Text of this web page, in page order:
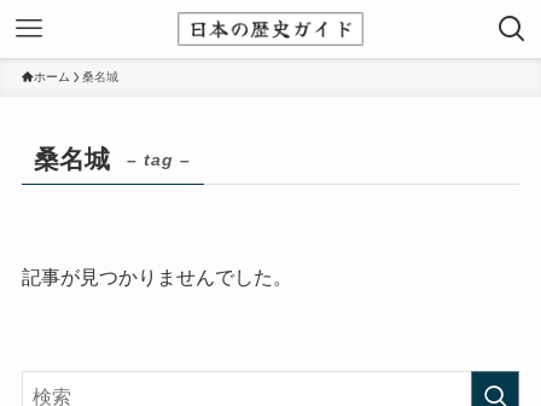
ホーム 桑名城
桑名城 – tag –
記事が見つかりませんでした。